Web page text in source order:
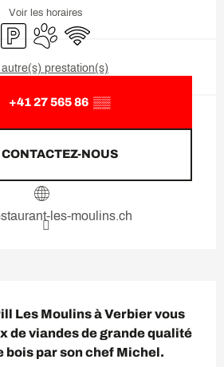
Voir les horaires
ParkingAnimaux acceptés
WiFi
prestation(s)
+41 27 565 86 ▒▒
CONTACTEZ-NOUS
les-moulins.ch
Les Moulins à Verbier vous
de viandes de grande qualité
bois par son chef Michel.